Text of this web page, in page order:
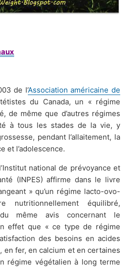
de l’Association américaine de
du Canada, un « régime
de même que d’autres régimes
à tous les stades de la vie, y
pendant l’allaitement, la
et l’adolescence.
national de prévoyance et
(INPES) affirme dans le livre
» qu’un régime lacto-ovo-
nutritionnellement équilibré,
même avis concernant le
effet que « ce type de régime
des besoins en acides
en fer, en calcium et en certaines
régime végétalien à long terme